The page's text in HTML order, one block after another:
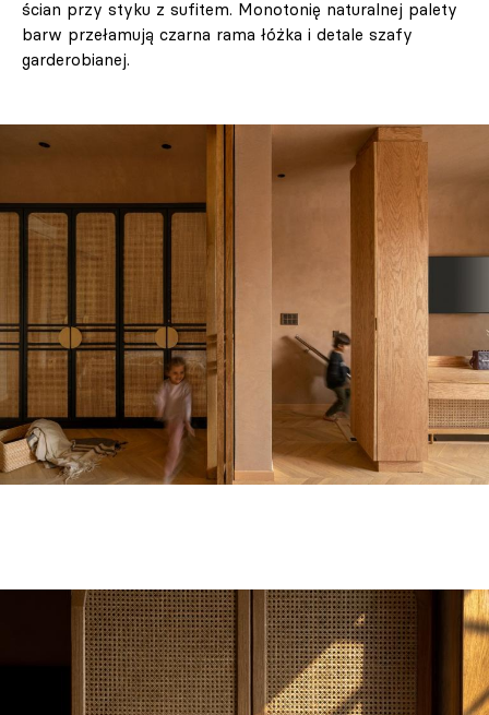
ścian przy styku z sufitem. Monotonię naturalnej palety
barw przełamują czarna rama łóżka i detale szafy
garderobianej.